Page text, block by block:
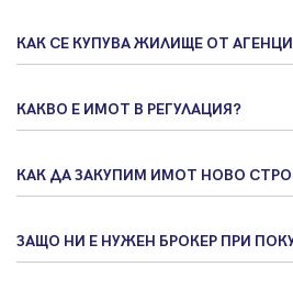
КАК СЕ КУПУВА ЖИЛИЩЕ ОТ
КАКВО Е ИМОТ В РЕГУЛАЦИЯ?
КАК ДА ЗАКУПИМ ИМОТ НОВО
ЗАЩО НИ Е НУЖЕН БРОКЕР ПРИ